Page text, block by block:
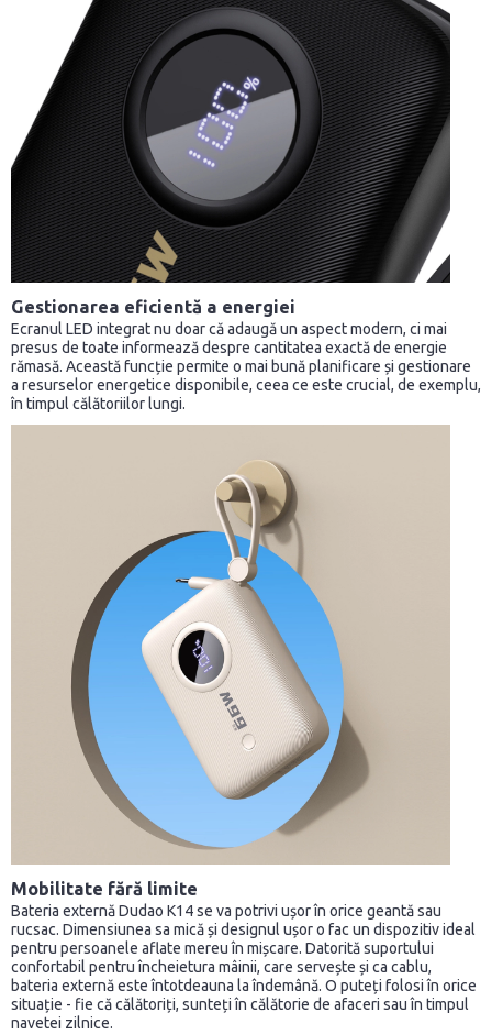
Gestionarea eficientă a energiei
Ecranul LED integrat nu doar că adaugă un aspect modern, ci mai
presus de toate informează despre cantitatea exactă de energie
rămasă. Această funcție permite o mai bună planificare și gestionare
a resurselor energetice disponibile, ceea ce este crucial, de exemplu,
în timpul călătoriilor lungi.
Mobilitate fără limite
Bateria externă Dudao K14 se va potrivi ușor în orice geantă sau
rucsac. Dimensiunea sa mică și designul ușor o fac un dispozitiv ideal
pentru persoanele aflate mereu în mișcare. Datorită suportului
confortabil pentru încheietura mâinii, care servește și ca cablu,
bateria externă este întotdeauna la îndemână. O puteți folosi în orice
situație - fie că călătoriți, sunteți în călătorie de afaceri sau în timpul
navetei zilnice.